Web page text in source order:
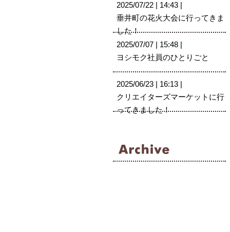
2025/07/22 | 14:43 |
垂井町の花火大会に行ってきま
した！
2025/07/07 | 15:48 |
ヨシモク社員のひとりごと
2025/06/23 | 16:13 |
クリエイターズマーケットに行
ってきました！